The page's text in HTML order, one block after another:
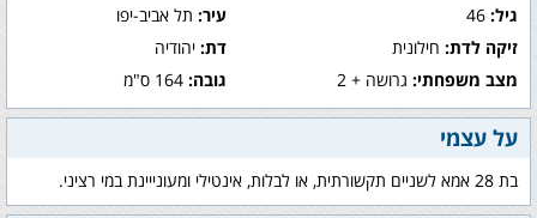
גיל: עיר:תל אביב-יפו
זיקה לדת: חילונית דת:יהודיה
מצב משפחתי: גרושה + 2 גובה:164 ס"מ
על עצמי
בת 28 אמא לשניים תקשורתית, או לבלות, אינטילי ומעונייינת במי רציני.